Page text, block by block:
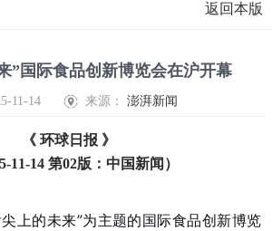
返回本版
”国际食品创新博览会在沪开幕
11-14 来源：澎湃新闻
《 环球日报 》
11-14 第02版：中国新闻）
上的未来”为主题的国际食品创新博览